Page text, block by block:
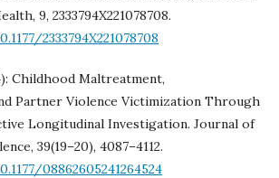
9, 2333794X221078708.
2333794X221078708
Childhood Maltreatment,
Partner Violence Victimization Through
Longitudinal Investigation. Journal of
39(19–20), 4087–4112.
08862605241264524